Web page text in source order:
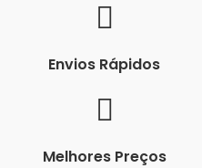
Envios Rápidos
Melhores Preços